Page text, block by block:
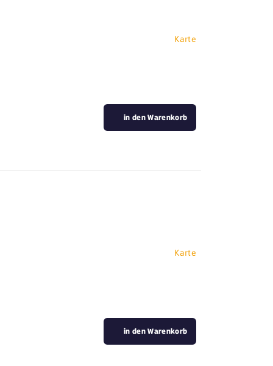
Karte
in den Warenkorb
Karte
in den Warenkorb